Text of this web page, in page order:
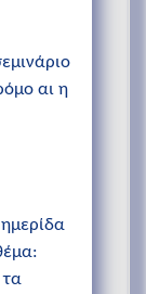
αι η
τα